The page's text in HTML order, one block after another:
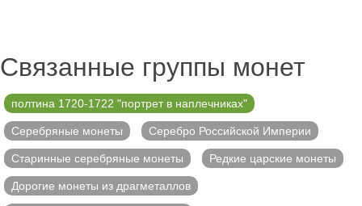
Связанные группы монет
полтина 1720-1722 "портрет в наплечниках"
Серебряные монеты Серебро Российской Империи
Старинные серебряные монеты Редкие царские монеты
Дорогие монеты из драгметаллов